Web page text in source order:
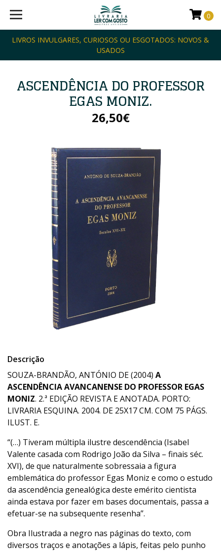
LIVROS INVULGARES, CURIOSOS OU ESGOTADOS: NOVOS &
USADOS
0
ASCENDÊNCIA DO PROFESSOR
EGAS MONIZ.
26,50€
Descrição
SOUZA-BRANDÃO, ANTÓNIO DE (2004) A
ASCENDÊNCIA AVANCANENSE DO PROFESSOR EGAS
MONIZ. 2.ª EDIÇÃO REVISTA E ANOTADA. PORTO:
LIVRARIA ESQUINA. 2004. DE 25X17 CM. COM 75 PÁGS.
ILUST. E.
“(…) Tiveram múltipla ilustre descendência (Isabel
Valente casada com Rodrigo João da Silva – finais séc.
XVI), de que naturalmente sobressaia a figura
emblemática do professor Egas Moniz e como o estudo
da ascendência genealógica deste emérito cientista
ainda estava por fazer em bases documentais, passa a
efetuar-se na subsequente resenha”.
Obra Ilustrada a negro nas páginas do texto, com
diversos traços e anotações a lápis, feitas pelo punho